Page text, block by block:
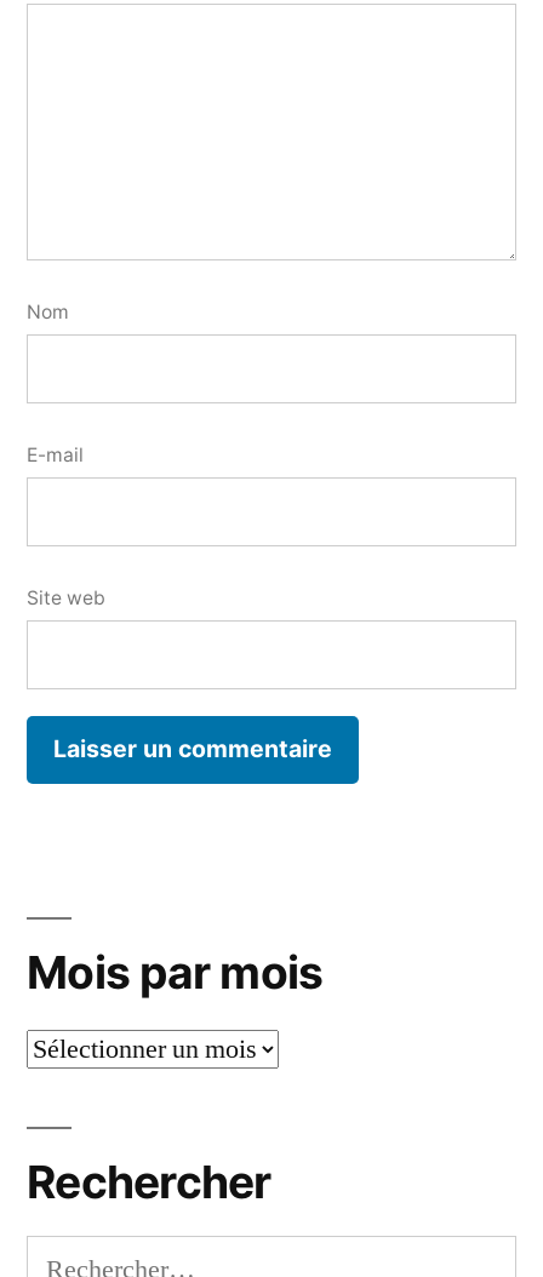
Nom
E-mail
Site web
Mois par mois
Mois
Rechercher
Rechercher :